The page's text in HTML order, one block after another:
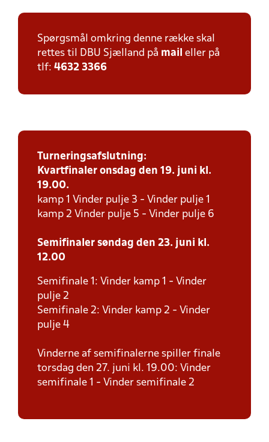
Spørgsmål omkring denne række skal
rettes til DBU Sjælland på mail eller på
tlf: 4632 3366
Turneringsafslutning:
Kvartfinaler onsdag den 19. juni kl.
19.00.
kamp 1 Vinder pulje 3 - Vinder pulje 1
kamp 2 Vinder pulje 5 - Vinder pulje 6
Semifinaler søndag den 23. juni kl.
12.00
Semifinale 1: Vinder kamp 1 - Vinder
pulje 2
Semifinale 2: Vinder kamp 2 - Vinder
pulje 4
Vinderne af semifinalerne spiller finale
torsdag den 27. juni kl. 19.00: Vinder
semifinale 1 - Vinder semifinale 2